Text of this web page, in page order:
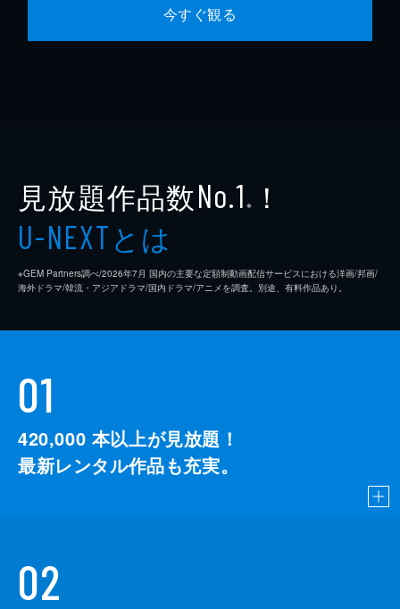
今すぐ観る
見放題作品数No.1 ※ ！
U-NEXTとは
※GEM Partners調べ/2026年7⽉ 国内の主要な定額制動画配信サービスにおける洋画/邦画/
海外ドラマ/韓流・アジアドラマ/国内ドラマ/アニメを調査。別途、有料作品あり。
01
420,000 本以上が見放題！
最新レンタル作品も充実。
02